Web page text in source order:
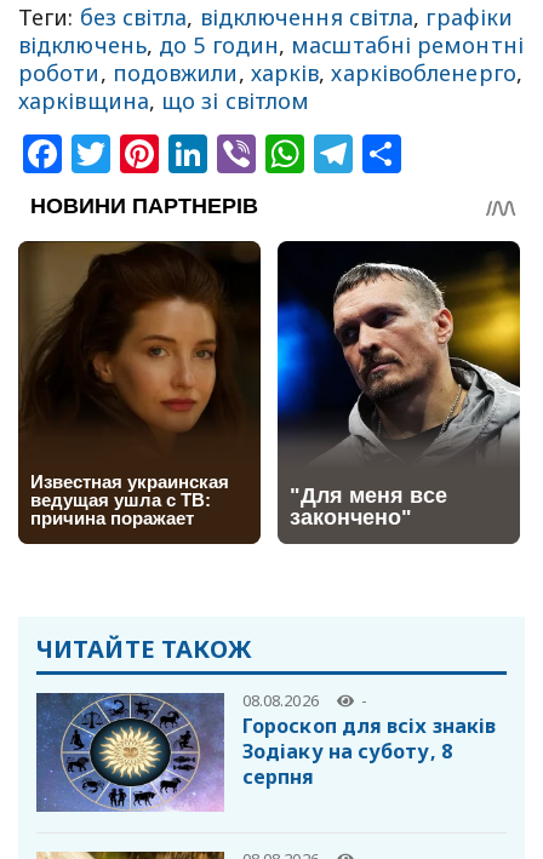
Теги: без світла, відключення світла, графіки
відключень, до 5 годин, масштабні ремонтні
роботи, подовжили, харків,харківобленерго,
харківщина, що зі світлом
Facebook
Twitter
Pinterest
LinkedIn
ViberWhatsApp
Telegram
ЧИТАЙТЕ ТАКОЖ
08.08.2026 -
Гороскоп для всіх знаків
Зодіаку на суботу, 8
серпня